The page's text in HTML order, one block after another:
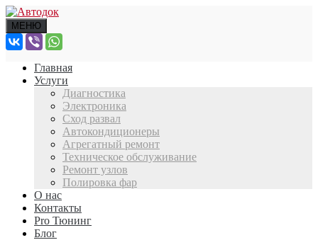
МЕНЮ
Главная
Услуги
Диагностика
Электроника
Сход развал
Автокондиционеры
Агрегатный ремонт
Техническое обслуживание
Ремонт узлов
Полировка фар
О нас
Контакты
Pro Тюнинг
Блог